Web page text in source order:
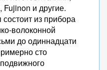
Fujinon и другие.
из прибора
волоконной
до одиннадцати
сто